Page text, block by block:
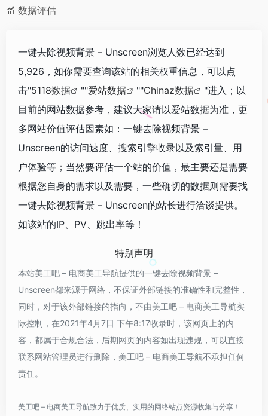
数据评估
一键去除视频背景 – Unscreen浏览人数已经达到
5,926，如你需要查询该站的相关权重信息，可以点
击"5118数据 ""爱站数据 ""Chinaz数据
"进入；以
目前的网站数据参考，建议大家请以爱站数据为准，更
多网站价值评估因素如：一键去除视频背景 –
Unscreen的访问速度、搜索引擎收录以及索引量、用
户体验等；当然要评估一个站的价值，最主要还是需要
根据您自身的需求以及需要，一些确切的数据则需要找
一键去除视频背景 – Unscreen的站长进行洽谈提供。
如该站的IP、PV、跳出率等！
特别声明
本站美工吧 – 电商美工导航提供的一键去除视频背景 –
Unscreen都来源于网络，不保证外部链接的准确性和完整性，
同时，对于该外部链接的指向，不由美工吧 – 电商美工导航实
际控制，在2021年4月7日 下午8:17收录时，该网页上的内
容，都属于合规合法，后期网页的内容如出现违规，可以直接
联系网站管理员进行删除，美工吧 – 电商美工导航不承担任何
责任。
美工吧 – 电商美工导航致力于优质、实用的网络站点资源收集与分享！